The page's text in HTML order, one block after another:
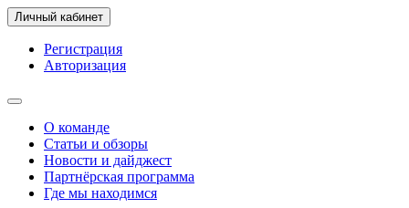
Личный кабинет
Регистрация
Авторизация
О команде
Статьи и обзоры
Новости и дайджест
Партнёрская программа
Где мы находимся